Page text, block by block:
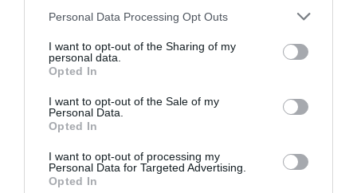
Personal Data Processing Opt Outs
I want to opt-out of the Sharing of my
personal data.
Opted In
I want to opt-out of the Sale of my
Personal Data.
Opted In
I want to opt-out of processing my
Personal Data for Targeted Advertising.
Opted In